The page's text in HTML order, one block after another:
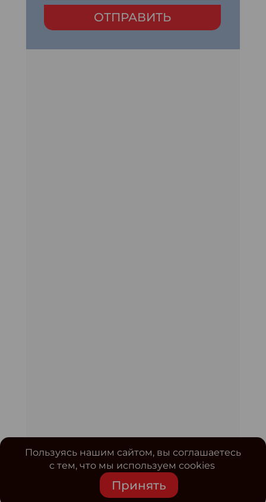
ОТПРАВИТЬ
Пользуясь нашим сайтом, вы соглашаетесь
с тем, что мы используем cookies
Принять